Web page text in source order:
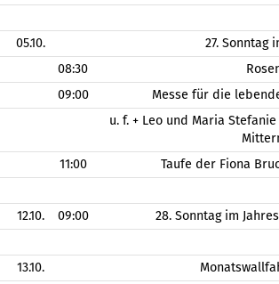
05.10.
27. Sonntag
08:30
09:00
Messe für die
u. f. + Leo und Maria
11:00
Taufe der Fiona
12.10. 09:00 28. Sonntag im
13.10.